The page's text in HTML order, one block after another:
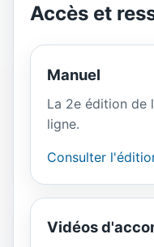
Accès et
Manuel
La 2e édition de
ligne.
Consulter
Vidéos